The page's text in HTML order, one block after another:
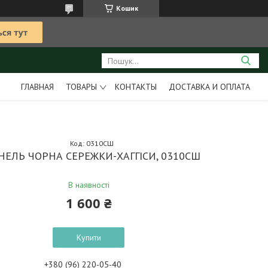
Кошик
ГЛАВНАЯ ТОВАРЫ КОНТАКТЫ ДОСТАВКА И ОПЛАТА
ЧОРНА СЕРЕЖКИ-ХАГГІСИ, 0310СШ
В наявності
Код: 0310СШ
1 600 ₴
Купити
+380 (96) 220-05-40